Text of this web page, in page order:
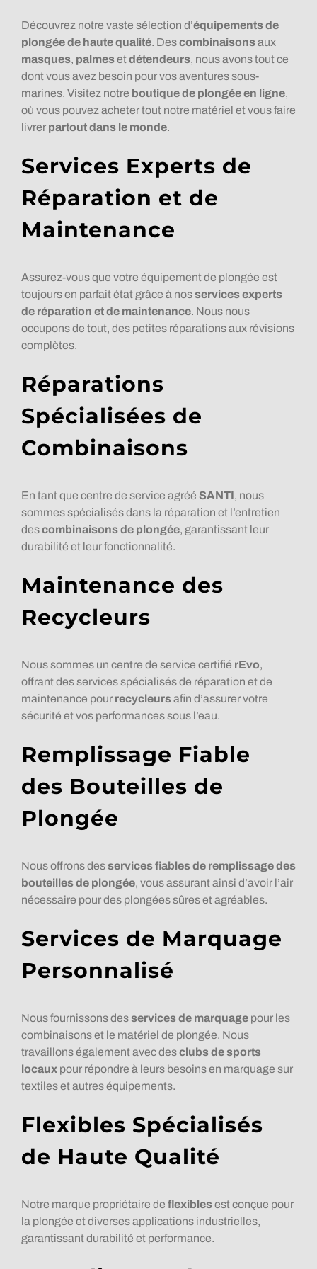
Découvrez notre vaste sélection d’équipements de
plongée de haute qualité. Descombinaisonsaux
masques, palmesetdétendeurs, nous avons tout ce
dont vous avez besoin pour vos aventures sous-
marines. Visitez notre boutique de plongée en ligne,
où vous pouvez acheter tout notre matériel et vous faire
livrer partout dans le monde.
Services Experts de
Réparation et de
Maintenance
Assurez-vous que votre équipement de plongée est
toujours en parfait état grâce à nosservices experts
de réparation et de maintenance. Nous nous
occupons de tout, des petites réparations aux révisions
complètes.
Réparations
Spécialisées de
Combinaisons
En tant que centre de service agréé SANTI, nous
sommes spécialisés dans la réparation et l’entretien
descombinaisons de plongée, garantissant leur
durabilité et leur fonctionnalité.
Maintenance des
Recycleurs
Nous sommes un centre de service certifié rEvo,
offrant des services spécialisés de réparation et de
maintenance pour recycleursafin d’assurer votre
sécurité et vos performances sous l’eau.
Remplissage Fiable
des Bouteilles de
Plongée
Nous offrons desservices fiables de remplissage des
bouteilles de plongée, vous assurant ainsi d’avoir l’air
nécessaire pour des plongées sûres et agréables.
Services de Marquage
Personnalisé
Nous fournissons desservices de marquagepour les
combinaisons et le matériel de plongée. Nous
travaillons également avec desclubs de sports
locauxpour répondre à leurs besoins en marquage sur
textiles et autres équipements.
Flexibles Spécialisés
de Haute Qualité
Notre marque propriétaire de flexiblesest conçue pour
la plongée et diverses applications industrielles,
garantissant durabilité et performance.